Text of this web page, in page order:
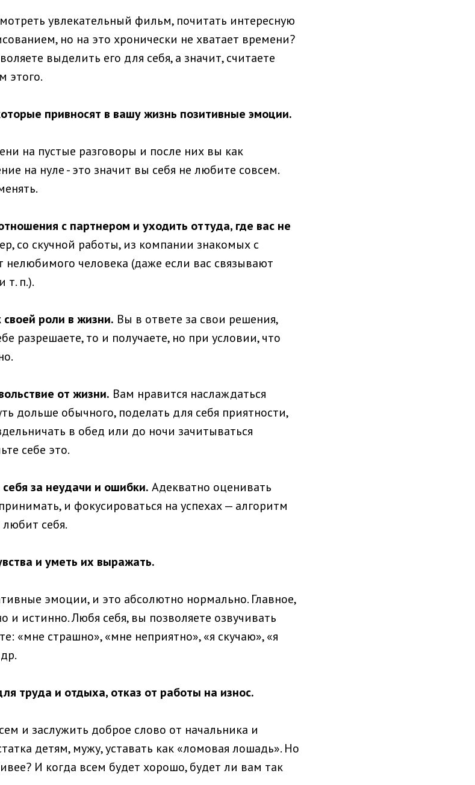
увлекательный фильм, почитать интересную
но на это хронически не хватает времени?
выделить его для себя, а значит, считаете
этого.
привносят в вашу жизнь позитивные эмоции.
на пустые разговоры и после них вы как
на нуле - это значит вы себя не любите совсем.
с партнером и уходить оттуда, где вас не
со скучной работы, из компании знакомых с
человека (даже если вас связывают
т. п.).
роли в жизни. Вы в ответе за свои решения,
разрешаете, то и получаете, но при условии, что
от жизни. Вам нравится наслаждаться
дольше обычного, поделать для себя приятности,
в обед или до ночи зачитываться
себе это.
за неудачи и ошибки. Адекватно оценивать
и фокусироваться на успехах — алгоритм
себя.
и уметь их выражать.
эмоции, и это абсолютно нормально. Главное,
и истинно. Любя себя, вы позволяете озвучивать
«мне страшно», «мне неприятно», «я скучаю», «я
труда и отдыха, отказ от работы на износ.
и заслужить доброе слово от начальника и
детям, мужу, уставать как «ломовая лошадь». Но
И когда всем будет хорошо, будет ли вам так